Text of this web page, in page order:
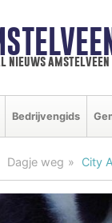
nieuws amstelveen
Bedrijvengids
Dagje weg City